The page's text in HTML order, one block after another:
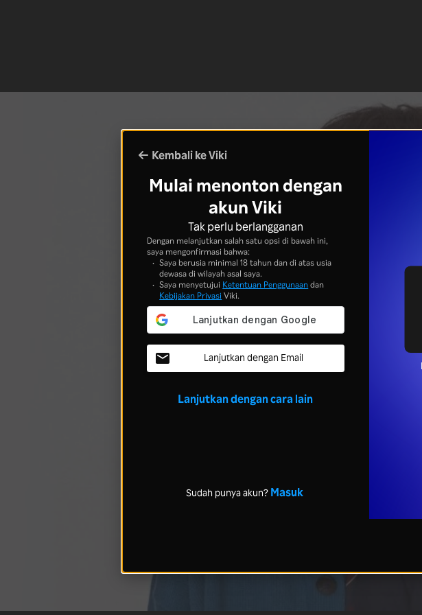
Kembali ke Viki
Mulai menonton dengan
akun Viki
Tak perlu berlangganan
Dengan melanjutkan salah satu opsi di bawah ini,
saya mengonfirmasi bahwa:
Saya berusia minimal 18 tahun dan di atas usia
dewasa di wilayah asal saya.
Saya menyetujui Ketentuan Penggunaandan
Kebijakan Privasi Viki.
Lanjutkan dengan Email
Lanjutkan dengan cara lain
Sudah punya akun? Masuk